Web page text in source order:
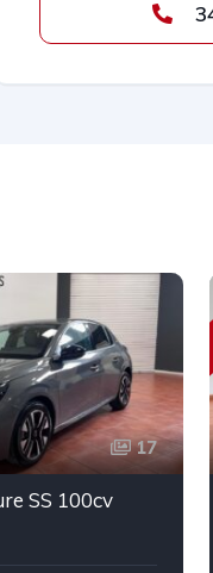
17
SS 100cv